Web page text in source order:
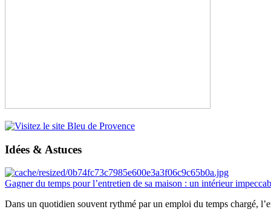
Idées & Astuces
Gagner du temps pour l’entretien de sa maison : un intérieur
Dans un quotidien souvent rythmé par un emploi du temps chargé,